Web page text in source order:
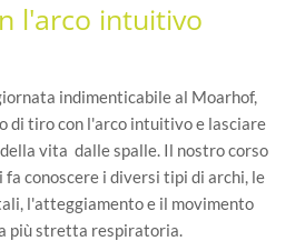
l'arco intuitivo
indimenticabile al Moarhof,
di tiro con l'arco intuitivo e lasciare
vita dalle spalle. Il nostro corso
conoscere i diversi tipi di archi, le
l'atteggiamento e il movimento
più stretta respiratoria.